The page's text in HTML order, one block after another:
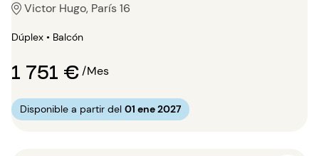
Victor Hugo, París 16
Dúplex • Balcón
1 751 €/Mes
Disponible a partir del 01 ene 2027